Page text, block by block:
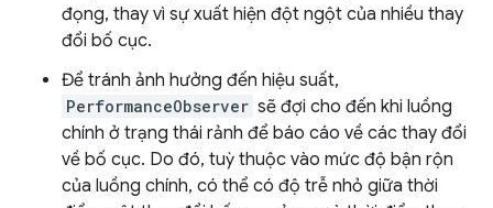
đọng, thay vì sự xuất hiện đột ngột của nhiều thay
đổi bố cục.
Để tránh ảnh hưởng đến hiệu suất,
PerformanceObserver sẽ đợi cho đến khi luồng
chính ở trạng thái rảnh để báo cáo về các thay đổi
về bố cục. Do đó, tuỳ thuộc vào mức độ bận rộn
của luồng chính, có thể có độ trễ nhỏ giữa thời